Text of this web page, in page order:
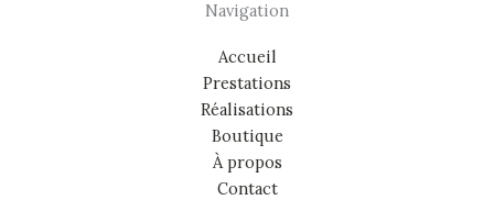
Navigation
Accueil
Prestations
Réalisations
Boutique
À propos
Contact